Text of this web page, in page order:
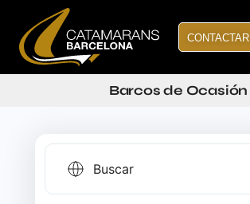
CONTACTAR
Barcos de Ocasión